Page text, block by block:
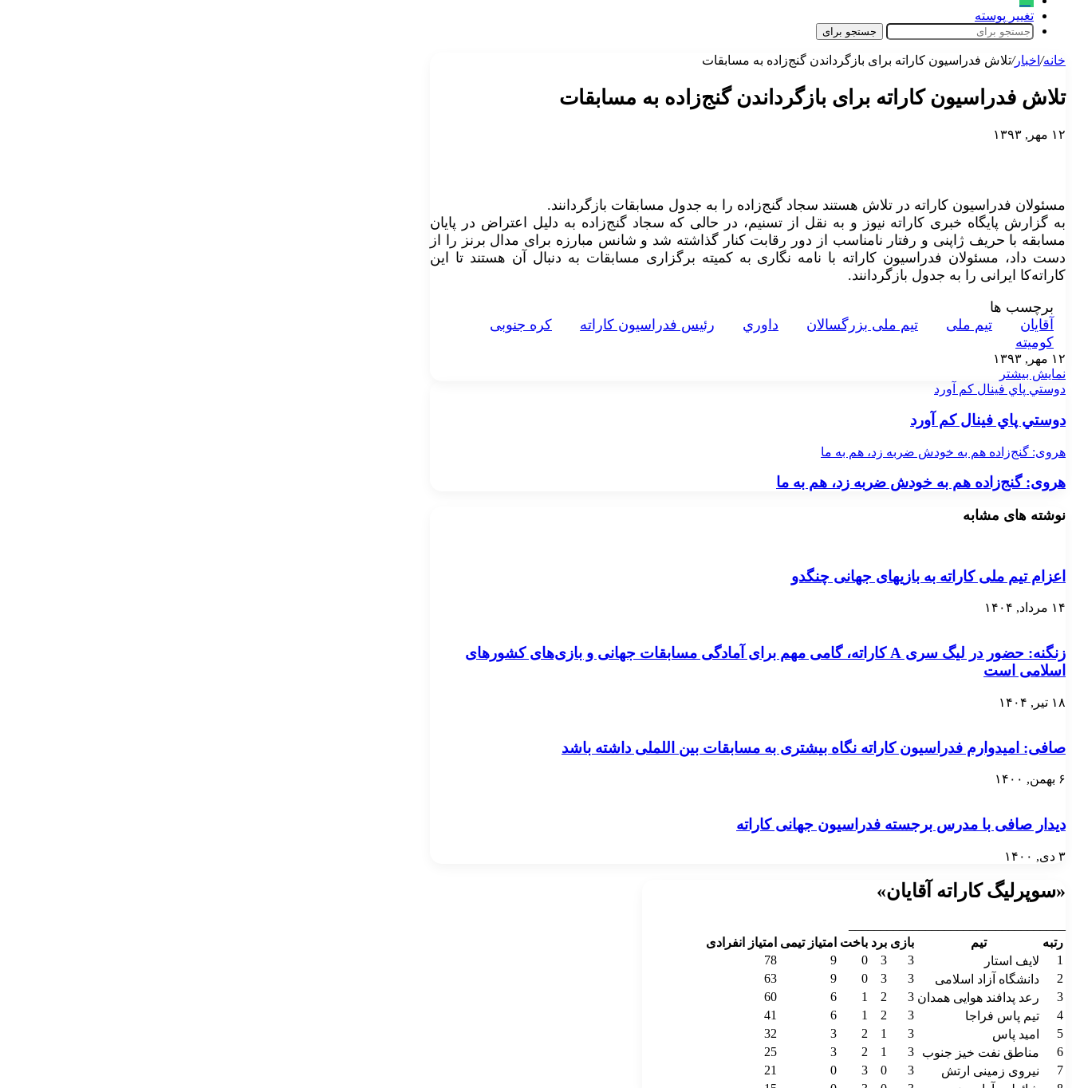
تغییر پوسته
جستجو برای
خانه/ اخبار/تلاش فدراسیون کاراته برای بازگرداندن گنج‌زاده به مسابقات
تلاش فدراسیون کاراته برای بازگرداندن گنج‌زاده به مسابقات
۱۲ مهر, ۱۳۹۳
مسئولان فدراسیون کاراته در تلاش هستند سجاد گنج‌زاده را به جدول مسابقات بازگردانند.
به گزارش پایگاه خبری کاراته نیوز و به نقل از تسنیم، در حالی که سجاد گنج‌زاده به دلیل اعتراض در پایان
مسابقه با حریف ژاپنی و رفتار نامناسب از دور رقابت کنار گذاشته شد و شانس مبارزه برای مدال برنز را از
دست داد، مسئولان فدراسیون کاراته با نامه نگاری به کمیته برگزاری مسابقات به دنبال آن هستند تا این
کاراته‌کا ایرانی را به جدول بازگردانند.
برچسب ها
آقايان
تيم ملی تيم ملی بزرگسالان داوري رئيس فدراسيون کاراته
کره جنوبی
کوميته
۱۲ مهر, ۱۳۹۳
نمایش بیشتر
دوستي پاي فينال کم آورد
دوستي پاي فينال کم آورد
هروی: گنج‌زاده هم به خودش ضربه زد، هم به ما
هروی: گنج‌زاده هم به خودش ضربه زد، هم به ما
نوشته های مشابه
اعزام تیم ملی کاراته به بازیهای جهانی چنگدو
۱۴ مرداد, ۱۴۰۴
زنگنه: حضور در لیگ سری A کاراته، گامی مهم برای آمادگی مسابقات جهانی و بازی‌های کشور‌های
اسلامی است
۱۸ تیر, ۱۴۰۴
صافی: امیدوارم فدراسیون کاراته نگاه بیشتری به مسابقات بین اللملی داشته باشد
۶ بهمن, ۱۴۰۰
دیدار صافی با مدرس برجسته فدراسیون جهانی کاراته
۳ دی, ۱۴۰۰
«سوپرلیگ کاراته آقایان»
رتبه
تیم بازی برد باخت امتیاز تیمی امتیاز انفرادی
1
لایف استار 3
3
0
9
78
2
دانشگاه آزاد اسلامی 3
3
0
9
63
3
رعد پدافند هوایی همدان 3
2
1
6
60
4
تیم پاس فراجا 3
2
1
6
41
5
امید پاس 3
1
2
3
32
6
مناطق نفت خیز جنوب 3
1
2
3
25
7
نیروی زمینی ارتش 3
0
3
0
21